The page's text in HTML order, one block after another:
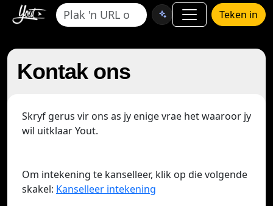
Teken in
Kontak ons
Skryf gerus vir ons as jy enige vrae het waaroor jy
wil uitklaar Yout.
Om intekening te kanselleer, klik op die volgende
skakel: Kanselleer intekening